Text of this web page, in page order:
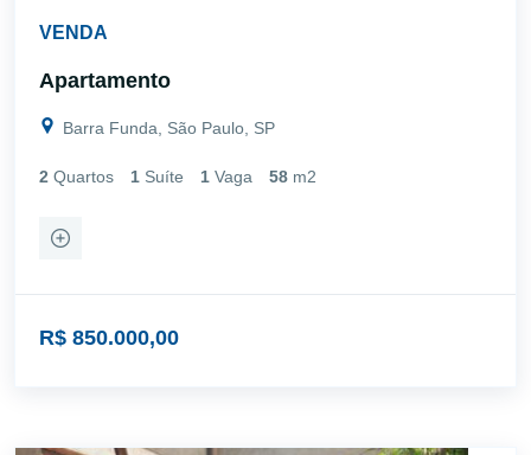
VENDA
Apartamento
Barra Funda, São Paulo, SP
2 Quartos 1 Suíte 1 Vaga 58 m2
R$ 850.000,00